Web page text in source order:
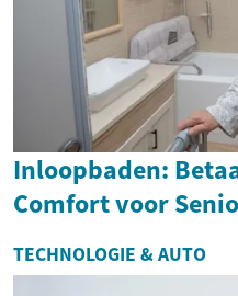
Inloopbaden:
Comfort voor
TECHNOLOGIE & AUTO